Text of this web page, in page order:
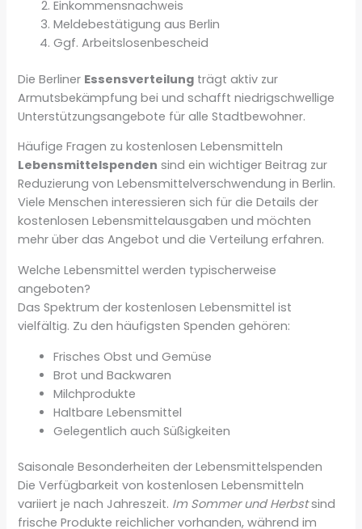
Einkommensnachweis
Meldebestätigung aus Berlin
Ggf. Arbeitslosenbescheid
Die Berliner Essensverteilung trägt aktiv zur
Armutsbekämpfung bei und schafft niedrigschwellige
Unterstützungsangebote für alle Stadtbewohner.
Häufige Fragen zu kostenlosen Lebensmitteln
Lebensmittelspenden sind ein wichtiger Beitrag zur
Reduzierung von Lebensmittelverschwendung in Berlin.
Viele Menschen interessieren sich für die Details der
kostenlosen Lebensmittelausgaben und möchten
mehr über das Angebot und die Verteilung erfahren.
Welche Lebensmittel werden typischerweise
angeboten?
Das Spektrum der kostenlosen Lebensmittel ist
vielfältig. Zu den häufigsten Spenden gehören:
Frisches Obst und Gemüse
Brot und Backwaren
Milchprodukte
Haltbare Lebensmittel
Gelegentlich auch Süßigkeiten
Saisonale Besonderheiten der Lebensmittelspenden
Die Verfügbarkeit von kostenlosen Lebensmitteln
variiert je nach Jahreszeit. Im Sommer und Herbstsind
frische Produkte reichlicher vorhanden, während im